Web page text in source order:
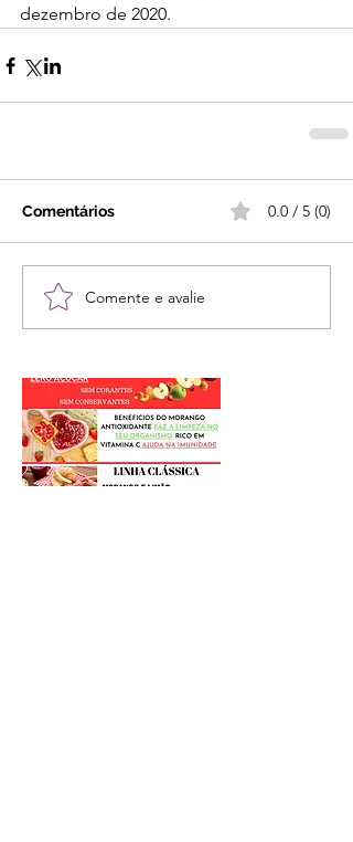
dezembro de 2020.
Comentários 0.0 / 5 (0)
Comente e avalie